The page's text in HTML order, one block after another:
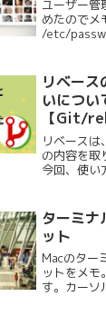
ユーザー管
めたのでメ
/etc/
lessコマン
リベース
いについ
【Git/
リベース
の内容を取
今回、使い
イアントの
チャ...
ターミナ
ット
Macのター
ットをメ
す。カーソ